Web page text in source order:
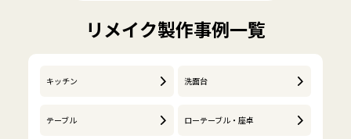
リメイク製作事例一覧
キッチン 洗面台
テーブル ローテーブル・座卓